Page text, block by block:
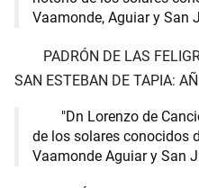
Vaamonde, Aguiar y San
PADRÓN DE LAS
SAN ESTEBAN DE TAPIA:
"Dn Lorenzo de
de los solares conocidos
Vaamonde Aguiar y San